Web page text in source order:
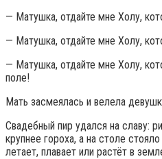
— Матушка, отдайте мне Холу,
— Матушка, отдайте мне Холу,
— Матушка, отдайте мне Холу,
поле!
Мать засмеялась и велела
Свадебный пир удался на славу:
крупнее гороха, а на столе
летает, плавает или растёт в